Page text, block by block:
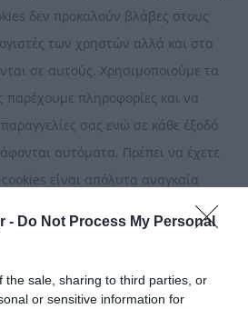
- Do Not Process My Personal
the sale, sharing to third parties, or
or sensitive information for
δεν προκαλούν βλάβες στους
των χρηστών αλλά και στα
σε αυτούς. Χρησιμοποιούμε τα
παρέχουμε πληροφορίες και να
σας ενώ σε κάθε έξοδό
αυτόματα. Πρέπει να έχετε
είναι απόλυτα αναγκαία
σωστά και απρόσκοπτα η
μας.
Συναλλαγών